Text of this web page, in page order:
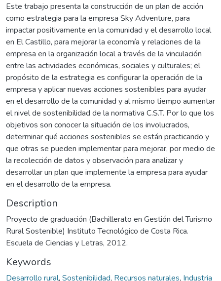
Este trabajo presenta la construcción de un plan de acción
como estrategia para la empresa Sky Adventure, para
impactar positivamente en la comunidad y el desarrollo local
en El Castillo, para mejorar la economía y relaciones de la
empresa en la organización local a través de la vinculación
entre las actividades económicas, sociales y culturales; el
propósito de la estrategia es configurar la operación de la
empresa y aplicar nuevas acciones sostenibles para ayudar
en el desarrollo de la comunidad y al mismo tiempo aumentar
el nivel de sostenibilidad de la normativa C.S.T. Por lo que los
objetivos son conocer la situación de los involucrados,
determinar qué acciones sostenibles se están practicando y
que otras se pueden implementar para mejorar, por medio de
la recolección de datos y observación para analizar y
desarrollar un plan que implemente la empresa para ayudar
en el desarrollo de la empresa.
Description
Proyecto de graduación (Bachillerato en Gestión del Turismo
Rural Sostenible) Instituto Tecnológico de Costa Rica.
Escuela de Ciencias y Letras, 2012.
Keywords
Desarrollo rural, Sostenibilidad, Recursos naturales, Industria